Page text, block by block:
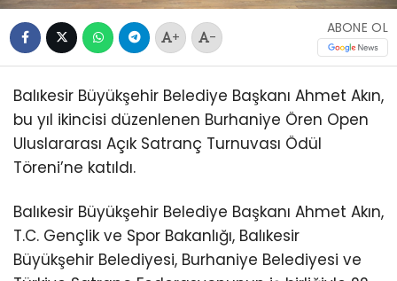
+ -
ABONE OL
Balıkesir Büyükşehir Belediye Başkanı Ahmet Akın,
bu yıl ikincisi düzenlenen Burhaniye Ören Open
Uluslararası Açık Satranç Turnuvası Ödül
Töreni’ne katıldı.
Balıkesir Büyükşehir Belediye Başkanı Ahmet Akın,
T.C. Gençlik ve Spor Bakanlığı, Balıkesir
Büyükşehir Belediyesi, Burhaniye Belediyesi ve